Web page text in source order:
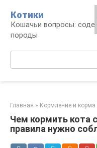
контенту
Котики
Кошачьи вопросы:
породы
Главная » Кормление и корма
Чем кормить кота
правила нужно